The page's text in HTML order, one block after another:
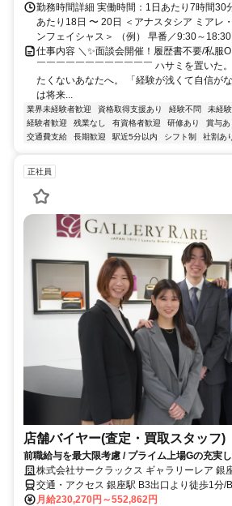
勤務時間詳細 実働時間：1日あたり7時間30
あたり18日 〜 20日 ＜アナスタシア ミアレ
ンフェイシャス＞ （例） 早番／9:30～
仕事内容 ＼✨面談会開催！履歴書不要/私服
￣￣￣￣￣￣￣￣￣￣￣￣ ハサミを置いた
たくないあなたへ。 「経験が浅くて自信が
は将来...
業界未経験者歓迎 資格取得支援あり 経験不問 未経
経験者歓迎
残業なし 有資格者歓迎 研修あり 賞与あ
交通費支給
長期歓迎 駅近5分以内 シフト制 社割あ
正社員
店舗バイヤー(査定・買取スタッフ)
前職給与を最大限考慮 / プライム上場G
株式会社サークラックス ギャラリーレア 銀
交通・アクセス 銀座駅 B3出口より徒歩1分/
座駅 A1出口より徒歩3分
月給230,270円～552,862円